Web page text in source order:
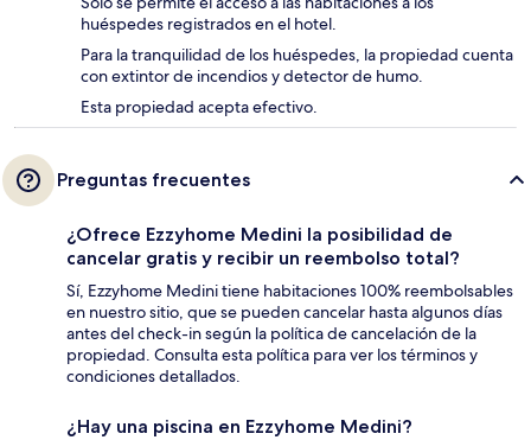
huéspedes registrados en el hotel.
Para la tranquilidad de los huéspedes, la propiedad cuenta
con extintor de incendios y detector de humo.
Esta propiedad acepta efectivo.
Preguntas frecuentes
¿Ofrece Ezzyhome Medini la posibilidad de
cancelar gratis y recibir un reembolso total?
Sí, Ezzyhome Medini tiene habitaciones 100% reembolsables
en nuestro sitio, que se pueden cancelar hasta algunos días
antes del check-in según la política de cancelación de la
propiedad. Consulta esta política para ver los términos y
condiciones detallados.
¿Hay una piscina en Ezzyhome Medini?